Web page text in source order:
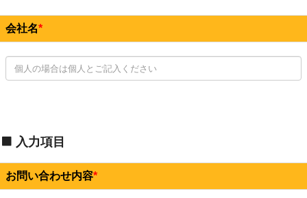
会社名
入力項目
お問い合わせ内容